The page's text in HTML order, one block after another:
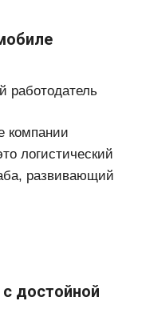
работодатель
компании
логистический
развивающий
с достойной